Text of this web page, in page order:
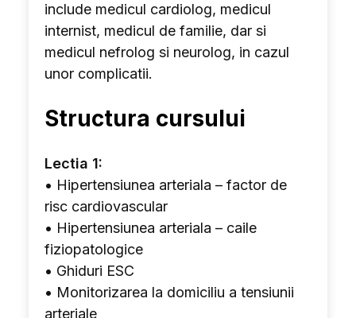
include medicul cardiolog, medicul
internist, medicul de familie, dar si
medicul nefrolog si neurolog, in cazul
unor complicatii.
Structura cursului
Lectia 1:
• Hipertensiunea arteriala – factor de
risc cardiovascular
• Hipertensiunea arteriala – caile
fiziopatologice
• Ghiduri ESC
• Monitorizarea la domiciliu a tensiunii
arteriale